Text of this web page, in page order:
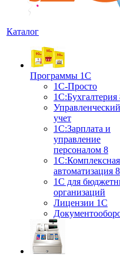
Каталог
Программы 1С
1С-Просто
1С:Бухгалтерия
Управленческий
учет
1С:Зарплата и
управление
персоналом 8
1C:Комплексная
автоматизация 8
1С для
организаций
Лицензии 1С